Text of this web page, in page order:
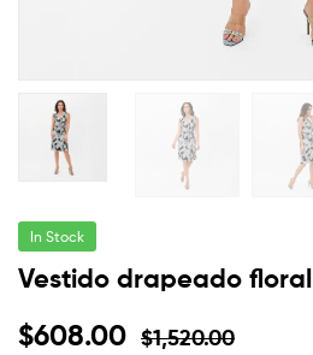
In Stock
Vestido drapeado floral
$1,520.00
$608.00